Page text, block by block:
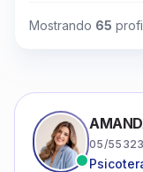
Mostrando 65
05/55323